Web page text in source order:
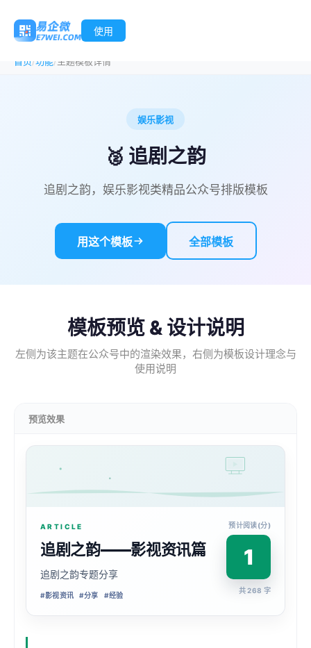
使用
首页/功能/ 主题模板详情
娱乐影视
🥈 追剧之韵
追剧之韵，娱乐影视类精品公众号排版模板
用这个模板 全部模板
模板预览 & 设计说明
左侧为该主题在公众号中的渲染效果，右侧为模板设计理念与
使用说明
预览效果
ARTICLE
追剧之韵——影视资讯篇
追剧之韵专题分享
#影视资讯 #分享 #经验
预计阅读(分)
1
共 268 字